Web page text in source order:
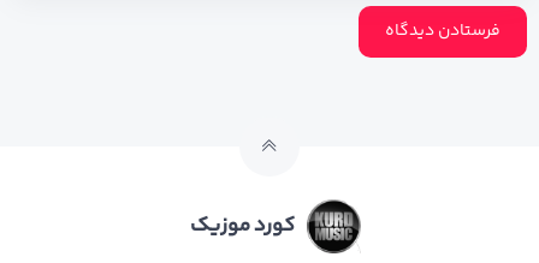
کورد موزیک